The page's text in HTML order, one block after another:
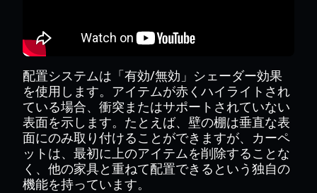
配置システムは「有効/無効」シェーダー効果
を使用します。アイテムが赤くハイライトされ
ている場合、衝突またはサポートされていない
表面を示します。たとえば、壁の棚は垂直な表
面にのみ取り付けることができますが、カーペ
ットは、最初に上のアイテムを削除することな
く、他の家具と重ねて配置できるという独自の
機能を持っています。